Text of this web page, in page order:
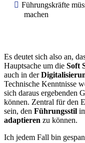
Führungskräfte
machen
Es deutet sich also an,
Hauptsache um die Soft
auch in der
Technische Kenntnisse
sich daraus ergebenden
können. Zentral für den
sein, den Führungsstil
adaptieren zu können.
Ich jedem Fall bin